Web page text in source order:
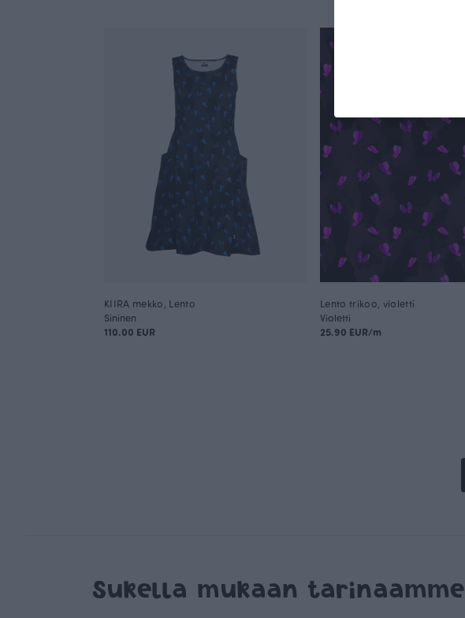
KIIRA mekko, Lento
Sininen
110.00 EUR
Lento trikoo, violetti
Violetti
25.90 EUR/m
Sukella mukaan tarinaamme